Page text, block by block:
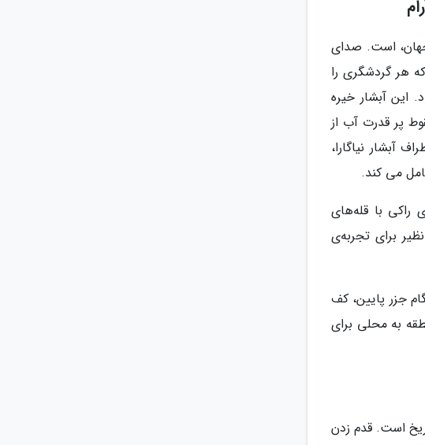
جهان، است. صدای
هر گردشگری را
این آبشار خیره
پر قدرت آب از
آبشار نیاگارا،
می کند.
راکی با قله‌های
برای تجربه‌ی
جزر پایین، کف
به محلی برای
است. قدم زدن